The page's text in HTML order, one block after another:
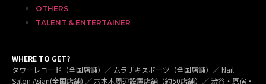
OTHERS
TALENT & ENTERTAINER
WHERE TO GET?
タワーレコード（全国店舗）／ ムラサキスポーツ（全国店舗）／ Nail
Salon Asian(全国店舗) ／ 六本木周辺設置店舗（約50店舗）／ 渋谷・原宿・